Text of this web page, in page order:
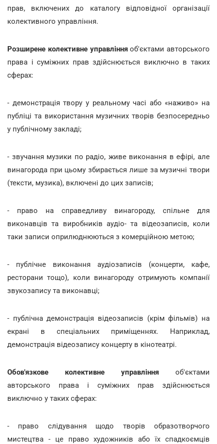
прав, включених до каталогу відповідної організації
колективного управління.
Розширене колективне управлінняоб'єктами авторського
права і суміжних прав здійснюється виключно в таких
сферах:
- демонстрація твору у реальному часі або «наживо» на
публіці та використання музичних творів безпосередньо
у публічному закладі;
- звучання музики по радіо, живе виконання в ефірі, але
винагорода при цьому збирається лише за музичні твори
(тексти, музика), включені до цих записів;
- право на справедливу винагороду, спільне для
виконавців та виробників аудіо- та відеозаписів, коли
таки записи оприлюднюються з комерційною метою;
- публічне виконання аудіозаписів (концерти, кафе,
ресторани тощо), коли винагороду отримують компанії
звукозапису та виконавці;
- публічна демонстрація відеозаписів (крім фільмів) на
екрані в спеціальних приміщеннях. Наприклад,
демонстрація відеозапису концерту в кінотеатрі.
Обов'язкове колективне управління об'єктами
авторського права і суміжних прав здійснюється
виключно у таких сферах:
- право слідування щодо творів образотворчого
мистецтва - це право художників або їх спадкоємців